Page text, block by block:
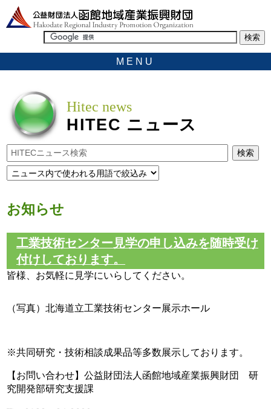
MENU
Hitec news
HITEC ニュース
お知らせ
工業技術センター見学の申し込みを随時受け
付けしております。
皆様、お気軽に見学にいらしてください。
（写真）北海道立工業技術センター展示ホール
※共同研究・技術相談成果品等多数展示しております。
【お問い合わせ】公益財団法人函館地域産業振興財団 研
究開発部研究支援課